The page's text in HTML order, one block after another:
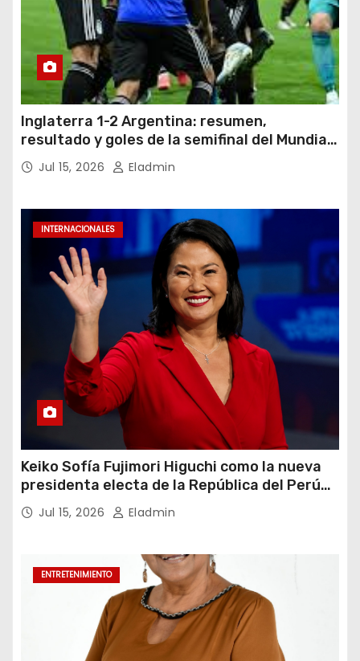
Inglaterra 1-2 Argentina: resumen,
resultado y goles de la semifinal del Mundial
2026Jul 15, 2026 Eladmin
INTERNACIONALES
Keiko Sofía Fujimori Higuchi como la nueva
presidenta electa de la República del Perú
para el periodo constitucional 2026-2031
Jul 15, 2026 Eladmin
ENTRETENIMIENTO